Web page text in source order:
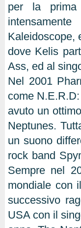
per la prima
Kaleidoscope,
dove Kelis
Ass, ed al
Nel 2001
come
avuto un
Neptunes.
un suono
rock band
Sempre nel
mondiale con
successivo
USA con il